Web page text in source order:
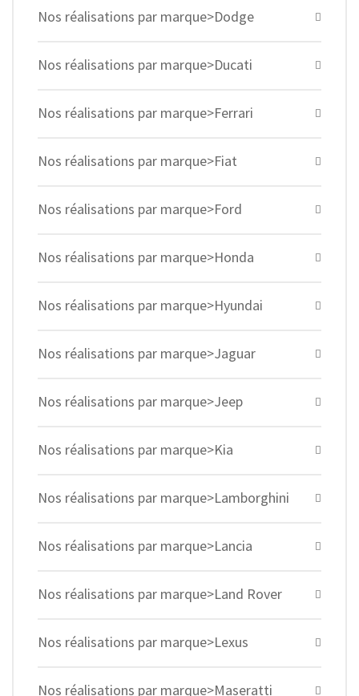
Nos réalisations par marque>Dodge
Nos réalisations par marque>Ducati
Nos réalisations par marque>Ferrari
Nos réalisations par marque>Fiat
Nos réalisations par marque>Ford
Nos réalisations par marque>Honda
Nos réalisations par marque>Hyundai
Nos réalisations par marque>Jaguar
Nos réalisations par marque>Jeep
Nos réalisations par marque>Kia
Nos réalisations par marque>Lamborghini
Nos réalisations par marque>Lancia
Nos réalisations par marque>Land Rover
Nos réalisations par marque>Lexus
Nos réalisations par marque>Maseratti